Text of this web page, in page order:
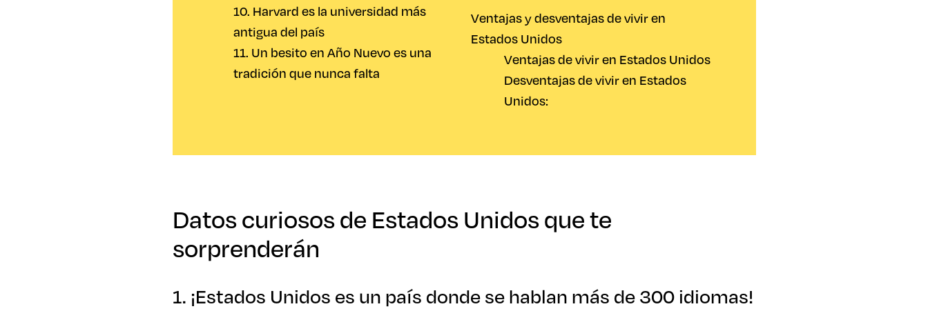
10. Harvard es la universidad más
antigua del país
11. Un besito en Año Nuevo es una
tradición que nunca falta
Ventajas y desventajas de vivir en
Estados Unidos
Ventajas de vivir en Estados Unidos
Desventajas de vivir en Estados
Unidos:
Datos curiosos de Estados Unidos que te
sorprenderán
1. ¡Estados Unidos es un país donde se hablan más de 300 idiomas!